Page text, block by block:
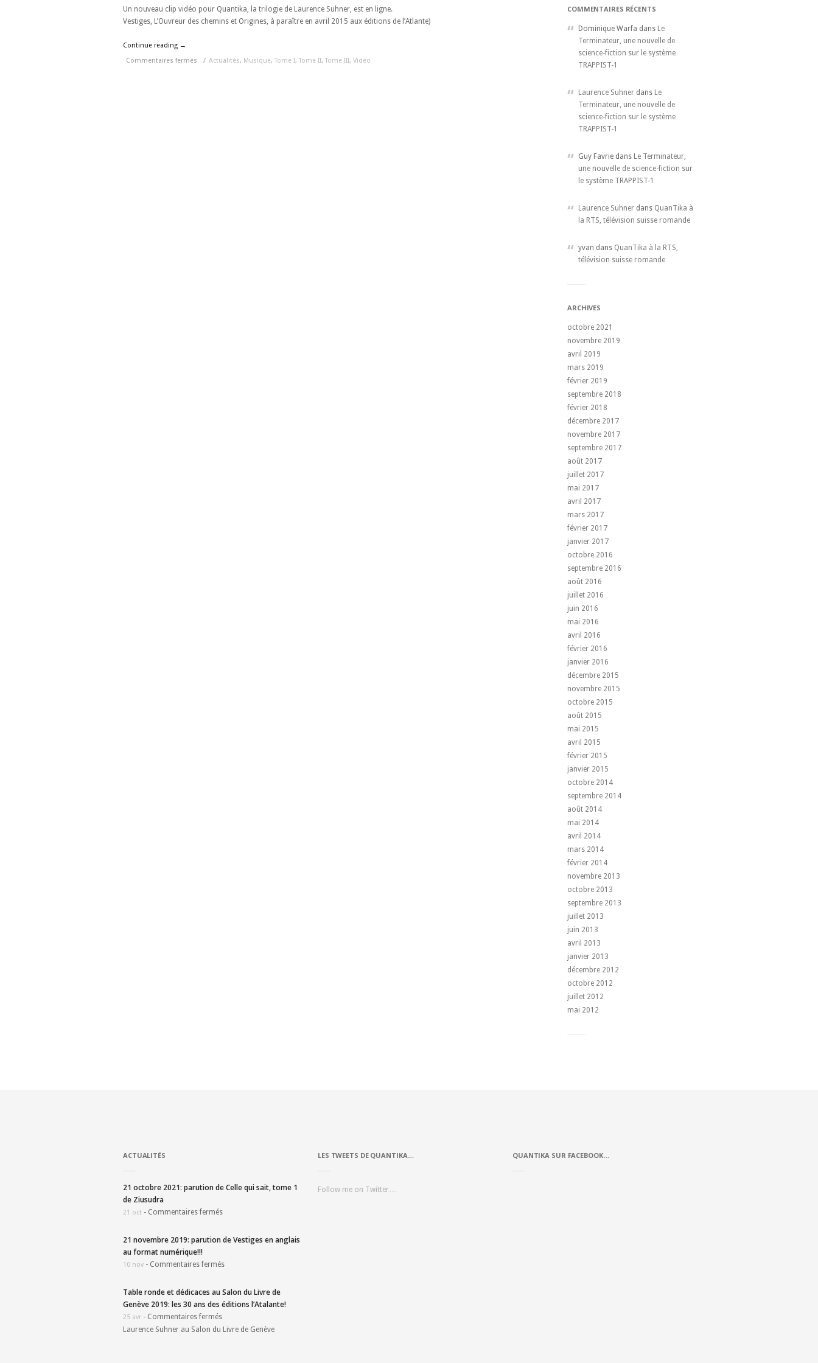
Un nouveau clip vidéo pour Quantika, la trilogie de Laurence Suhner, est en ligne.
Vestiges, L’Ouvreur des chemins et Origines, à paraître en avril 2015 aux éditions de l’Atlante)
Continue reading →
Commentaires fermés
/ Actualités, Musique, Tome I, Tome II, Tome III, Vidéo
COMMENTAIRES RÉCENTS
Dominique Warfa dans Le
Terminateur, une nouvelle de
science-fiction sur le système
TRAPPIST-1
Laurence Suhner dans Le
Terminateur, une nouvelle de
science-fiction sur le système
TRAPPIST-1
Guy Favrie dans Le Terminateur,
une nouvelle de science-fiction sur
le système TRAPPIST-1
Laurence Suhner dans QuanTika à
la RTS, télévision suisse romande
yvan dans QuanTika à la RTS,
télévision suisse romande
ARCHIVES
octobre 2021
novembre 2019
avril 2019
mars 2019
février 2019
septembre 2018
février 2018
décembre 2017
novembre 2017
septembre 2017
août 2017
juillet 2017
mai 2017
avril 2017
mars 2017
février 2017
janvier 2017
octobre 2016
septembre 2016
août 2016
juillet 2016
juin 2016
mai 2016
avril 2016
février 2016
janvier 2016
décembre 2015
novembre 2015
octobre 2015
août 2015
mai 2015
avril 2015
février 2015
janvier 2015
octobre 2014
septembre 2014
août 2014
mai 2014
avril 2014
mars 2014
février 2014
novembre 2013
octobre 2013
septembre 2013
juillet 2013
juin 2013
avril 2013
janvier 2013
décembre 2012
octobre 2012
juillet 2012
mai 2012
ACTUALITÉS
21 octobre 2021: parution de Celle qui sait, tome 1
de Ziusudra
21 oct - Commentaires fermés
21 novembre 2019: parution de Vestiges en anglais
au format numérique!!!
10 nov - Commentaires fermés
Table ronde et dédicaces au Salon du Livre de
Genève 2019: les 30 ans des éditions l’Atalante!
25 avr - Commentaires fermés
Laurence Suhner au Salon du Livre de Genève
LES TWEETS DE QUANTIKA…
Follow me on Twitter…
QUANTIKA SUR FACEBOOK…